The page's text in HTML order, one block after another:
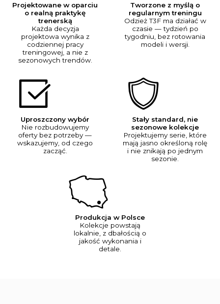
Projektowane w oparciu
o realną praktykę
trenerską
Każda decyzja
projektowa wynika z
codziennej pracy
treningowej, a nie z
sezonowych trendów.
Tworzone z myślą o
regularnym treningu
Odzież T3F ma działać w
czasie — tydzień po
tygodniu, bez rotowania
modeli i wersji.
Uproszczony wybór
Nie rozbudowujemy
oferty bez potrzeby —
wskazujemy, od czego
zacząć.
Stały standard, nie
sezonowe kolekcje
Projektujemy serie, które
mają jasno określoną rolę
i nie znikają po jednym
sezonie.
Produkcja w Polsce
Kolekcje powstają
lokalnie, z dbałością o
jakość wykonania i
detale.